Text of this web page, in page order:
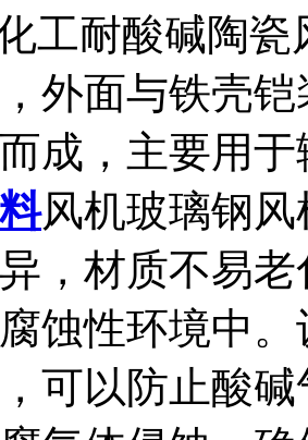
工耐酸碱陶
外面与铁壳
成，主要用
风机玻璃钢
，材质不易
蚀性环境中
可以防止酸